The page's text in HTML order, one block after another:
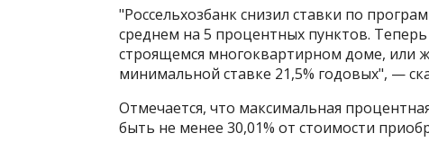
"Россельхозбанк снизил ставки по
среднем на 5 процентных пунктов​​​.
строящемся многоквартирном доме, или
минимальной ставке 21,5% годовых", —
Отмечается, что максимальная
быть не менее 30,01% от стоимости